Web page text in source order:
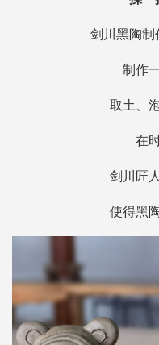
剑川黑陶制
制作
取土、
在
剑川匠
使得黑